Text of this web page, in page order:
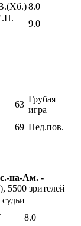
8.0
9.0
63
Грубая
игра
69 Нед.пов.
на-Ам. -
5500 зрителей
8.0